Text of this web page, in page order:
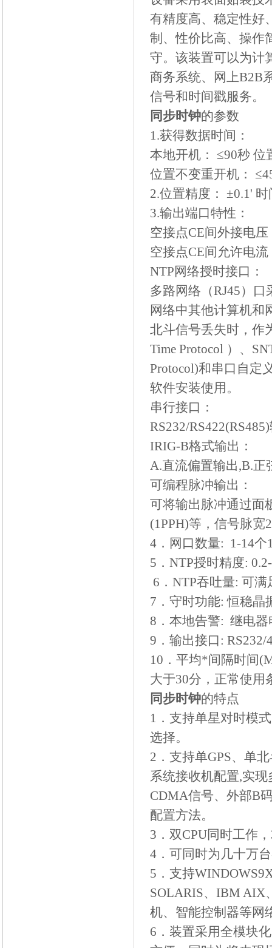
有精度高、稳定性好
制、性价比高、操作
守。该装置可以为计
商务系统、网上B2B
信号和时间戳服务。
同步时钟的参数
1.获得数据时间：
本地开机：
≤90秒 位
位置不变重开机：
≤
2.位置精度： ±0.1' 时
3.输出端口特性：
空接点CE间外接电压
空接点CE间允许电流
NTP网络授时接口：
多路网络（RJ45）口
网络中其他计算机和
北斗信号丢失时，作
Time Protocol ）、
Protocol)和串口自定
软件安装使用。
串行接口：
RS232/RS422(RS485)
IRIG-B格式输出：
A.直流偏置输出,B.正
可编程脉冲输出：
可将输出脉冲通过面
(1PPH)等，信号脉宽
4 ．网口数量: 1-14个
5 ． NTP授时精度:
6 ． NTP吞吐量: 可满
7 ．守时功能:恒稳晶
8 ．本地告警: 继电器
9 ．输出接口: RS232/
10 ．平均*间隔时间
大于30分， 正常使用
同步时钟的特点
1 ．支持单星对时模
选择。
2 ．支持单GPS、单
系统接收机配置,实现
CDMA信号、外部B
配置方法。
3 ．双CPU同时工作，
4 ．可同时为几十万
5 ．支持
SOLARIS、 IBM AIX
机、智能控制器等网
6 ．装置采用全模块